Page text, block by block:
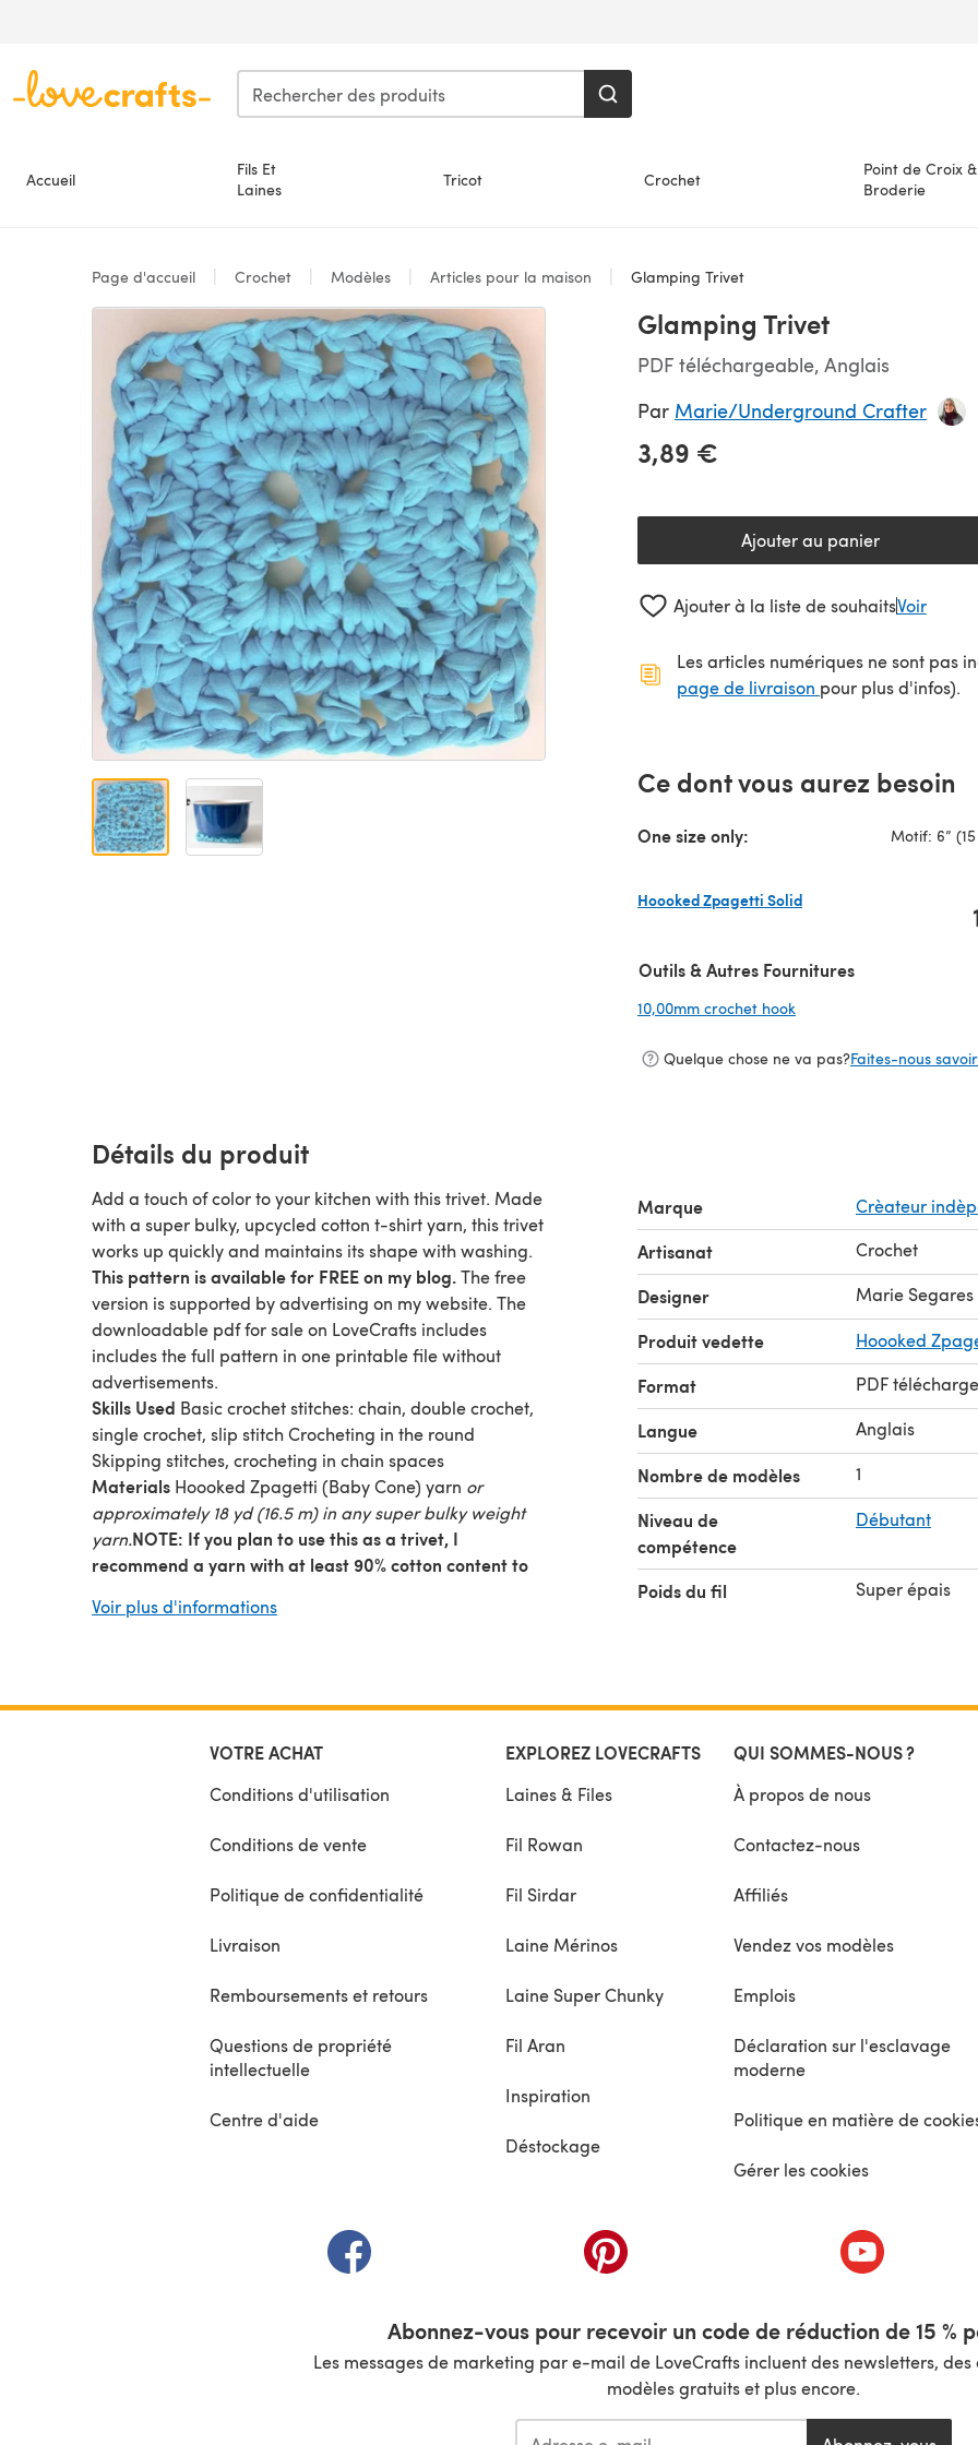
Accueil
Fils Et
Laines
Tricot Crochet
Point de Croix &
Broderie
Page d'accueil Crochet Modèles Articles pour la maison Glamping Trivet
Glamping Trivet
PDF téléchargeable, Anglais
Par Marie/Underground Crafter
3,89 €
Ajouter au panier
Ajouter à la liste de souhaitsVoir
Les articles numériques ne sont pas
page de livraison (s'ouvre dans un
pour plus d'infos).
Ce dont vous aurez besoin
One size only: Motif: 6”
Hoooked Zpagetti Solid
Outils & Autres Fournitures
10,00mm crochet hook
Quelque chose ne va pas?Faites-nous
Détails du produit
Add a touch of color to your kitchen with this trivet. Made
with a super bulky, upcycled cotton t-shirt yarn, this trivet
works up quickly and maintains its shape with washing.
This pattern is available for FREE on my blog.The free
version is supported by advertising on my website. The
downloadable pdf for sale on LoveCrafts includes
includes the full pattern in one printable file without
advertisements.
Skills Used Basic crochet stitches: chain, double crochet,
single crochet, slip stitch Crocheting in the round
Skipping stitches, crocheting in chain spaces
Materials Hoooked Zpagetti (Baby Cone) yarn or
approximately 18 yd (16.5 m) in any super bulky weight
yarn.NOTE: If you plan to use this as a trivet, I
recommend a yarn with at least 90% cotton content to
US Size N-15/10 mm crochet hook,
This pattern uses U.S. abbreviations.
Voir plus d'informations
Marque Crèateur
Artisanat Crochet
Designer Marie Segares
Produit vedette Hoooked
Format PDF
Langue Anglais
Nombre de modèles 1
Niveau de
compétence
Débutant
Poids du fil Super épais
VOTRE ACHAT
Conditions d'utilisation
Conditions de vente
Politique de confidentialité
Livraison
Remboursements et retours
Questions de propriété
intellectuelle
Centre d'aide
EXPLOREZ LOVECRAFTS
Laines & Files
Fil Rowan
Fil Sirdar
Laine Mérinos
Laine Super Chunky
Fil Aran
Inspiration
Déstockage
QUI SOMMES-NOUS ?
À propos de nous
Contactez-nous
Affiliés
Vendez vos modèles
Emplois
Déclaration sur l'esclavage
moderne
Politique en matière de
Gérer les cookies
(s'ouvre dans un nouvel onglet) (s'ouvre dans un nouvel onglet) (s'ouvre dans
Abonnez-vous pour recevoir un code de réduction de 15 %
Les messages de marketing par e-mail de LoveCrafts incluent des newsletters,
modèles gratuits et plus encore.